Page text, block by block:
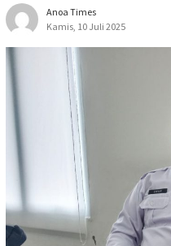
Anoa Times
Kamis, 10 Juli 2025